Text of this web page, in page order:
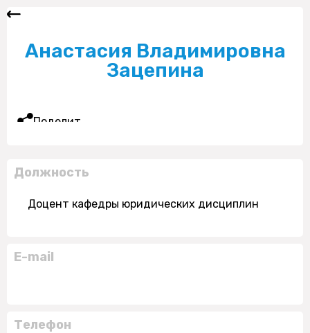
Анастасия Владимировна
Зацепина
Поделиться
Должность
Доцент кафедры юридических дисциплин
E-mail
Телефон